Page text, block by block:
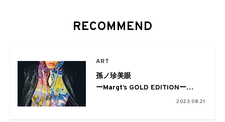
RECOMMEND
ART
孫ノ珍美眼
ーMargt’s GOLD EDITIONー
2023.08.21